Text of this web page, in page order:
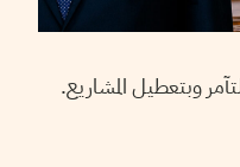
وبتعطيل المشاريع.